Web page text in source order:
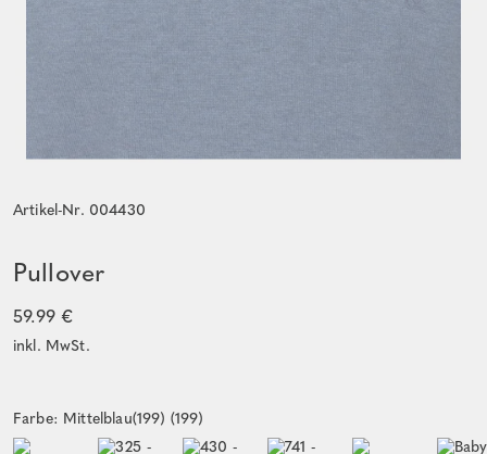
Artikel-Nr. 004430
Pullover
59.99 €
inkl. MwSt.
Farbe: Mittelblau(199) (199)